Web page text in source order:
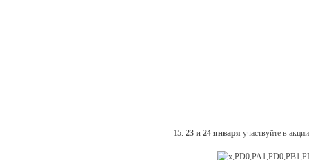
15. 23 и 24 января участвуйте в